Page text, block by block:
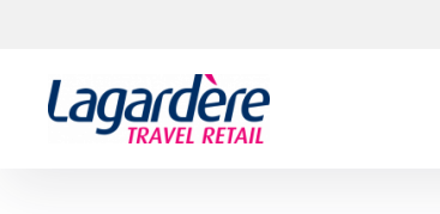
Sari la subsol